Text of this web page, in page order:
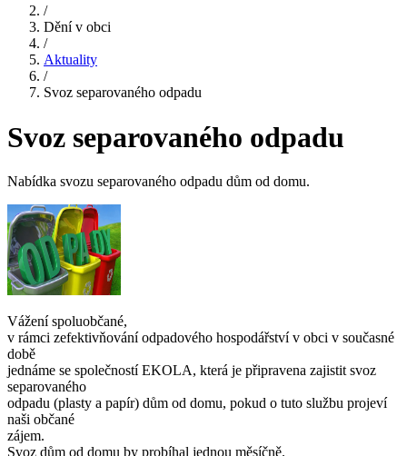
/
Dění v obci
/
Aktuality
/
Svoz separovaného odpadu
Svoz separovaného odpadu
Nabídka svozu separovaného odpadu dům od domu.
Vážení spoluobčané,
v rámci zefektivňování odpadového hospodářství v obci v současné
době
jednáme se společností EKOLA, která je připravena zajistit svoz
separovaného
odpadu (plasty a papír) dům od domu, pokud o tuto službu projeví
naši občané
zájem.
Svoz dům od domu by probíhal jednou měsíčně.